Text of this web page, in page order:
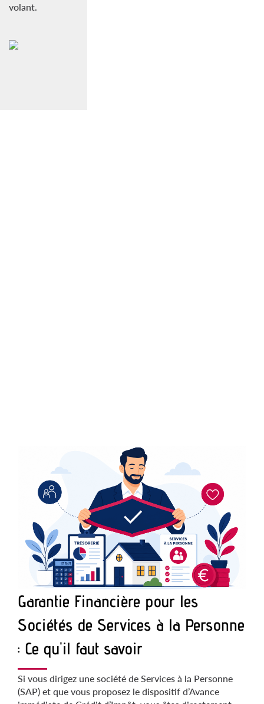
volant.
Garantie Financière pour les
Sociétés de Services à la Personne
: Ce qu'il faut savoir
Si vous dirigez une société de Services à la Personne
(SAP) et que vous proposez le dispositif d’Avance